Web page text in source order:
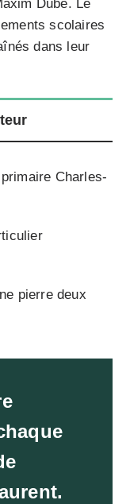
Dubé. Le
scolaires
dans leur
Charles-
pierre deux